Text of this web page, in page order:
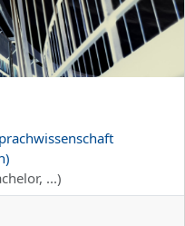
...)